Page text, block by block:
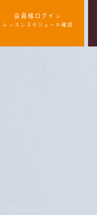
会員様ログイン
レッスンスケジュール確認